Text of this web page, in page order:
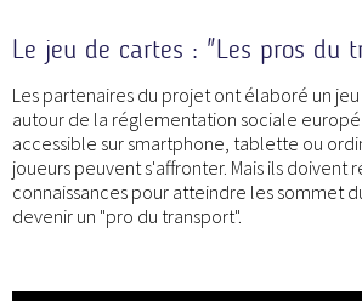
Le jeu de cartes : "Les pros du
Les partenaires du projet ont élaboré un
autour de la réglementation sociale
accessible sur smartphone, tablette ou
joueurs peuvent s'affronter. Mais ils doivent
connaissances pour atteindre les sommet
devenir un "pro du transport".